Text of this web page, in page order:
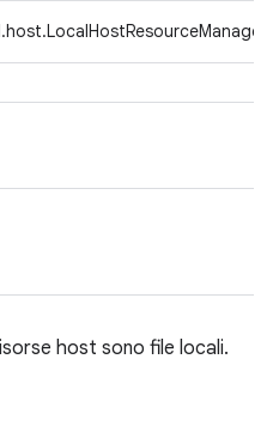
host sono file locali.